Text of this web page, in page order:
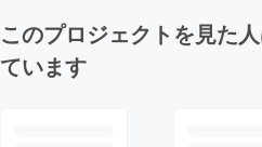
このプロジェクトを見た
ています